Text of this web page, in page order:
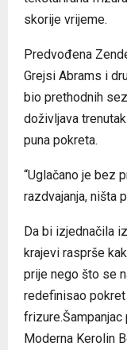
skorije vrijeme.
Predvođena
Grejsi Abrams i
bio prethodnih
doživljava
puna pokreta.
“Uglačano je bez
razdvajanja, ništa
Da bi izjednačila
krajevi rasprše
prije nego što se
redefinisao
Moderna Kerolin